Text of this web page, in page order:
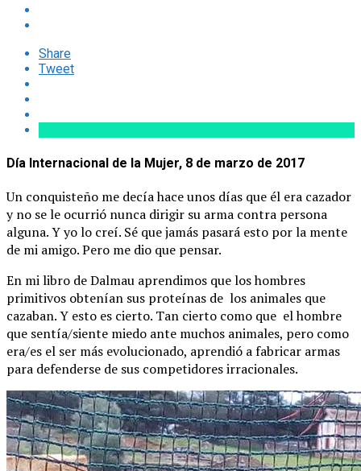
Share
Tweet
Día Internacional de la Mujer, 8 de marzo de 2017
Un conquisteño me decía hace unos días que él era cazador
y no se le ocurrió nunca dirigir su arma contra persona
alguna. Y yo lo creí. Sé que jamás pasará esto por la mente
de mi amigo. Pero me dio que pensar.
En mi libro de Dalmau aprendimos que los hombres
primitivos obtenían sus proteínas de los animales que
cazaban. Y esto es cierto. Tan cierto como que el hombre
que sentía/siente miedo ante muchos animales, pero como
era/es el ser más evolucionado, aprendió a fabricar armas
para defenderse de sus competidores irracionales.